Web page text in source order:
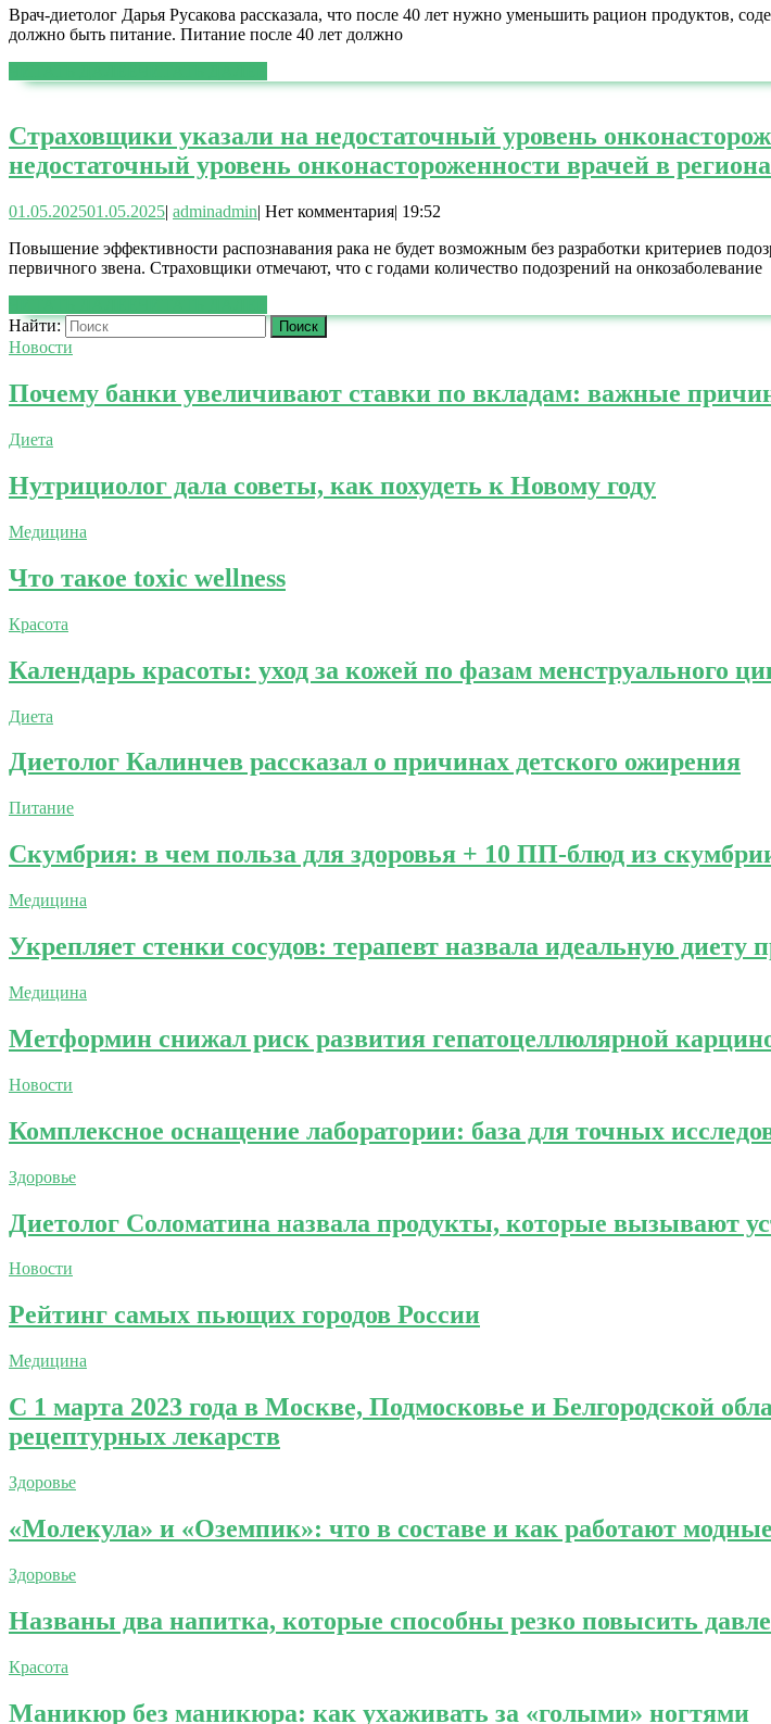
Врач-диетолог Дарья Русакова рассказала, что после 40 лет нужно уменьшить рацион
должно быть питание. Питание после 40 лет должно
Страховщики указали на недостаточный уровень
недостаточный уровень онконастороженности врачей в
01.05.202501.05.2025| adminadmin| Нет комментария| 19:52
Повышение эффективности распознавания рака не будет возможным без разработки критериев
первичного звена. Страховщики отмечают, что с годами количество подозрений на онкозаболевание
Найти:
Новости
Почему банки увеличивают ставки по вкладам: важные
Диета
Нутрициолог дала советы, как похудеть к Новому году
Медицина
Что такое toxic wellness
Красота
Календарь красоты: уход за кожей по фазам менструального
Диета
Диетолог Калинчев рассказал о причинах детского ожирения
Питание
Скумбрия: в чем польза для здоровья + 10 ПП-блюд из
Медицина
Укрепляет стенки сосудов: терапевт назвала идеальную диету
Медицина
Метформин снижал риск развития гепатоцеллюлярной
Новости
Комплексное оснащение лаборатории: база для точных
Здоровье
Диетолог Соломатина назвала продукты, которые вызывают
Новости
Рейтинг самых пьющих городов России
Медицина
С 1 марта 2023 года в Москве, Подмосковье и Белгородской
рецептурных лекарств
Здоровье
«Молекула» и «Оземпик»: что в составе и как работают
Здоровье
Названы два напитка, которые способны резко повысить
Красота
Маникюр без маникюра: как ухаживать за «голыми» ногтями